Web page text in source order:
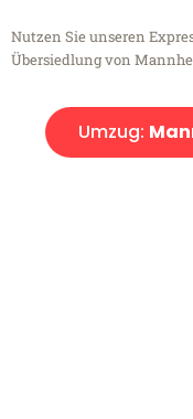
Nutzen Sie unseren
Übersiedlung von
Umzug: